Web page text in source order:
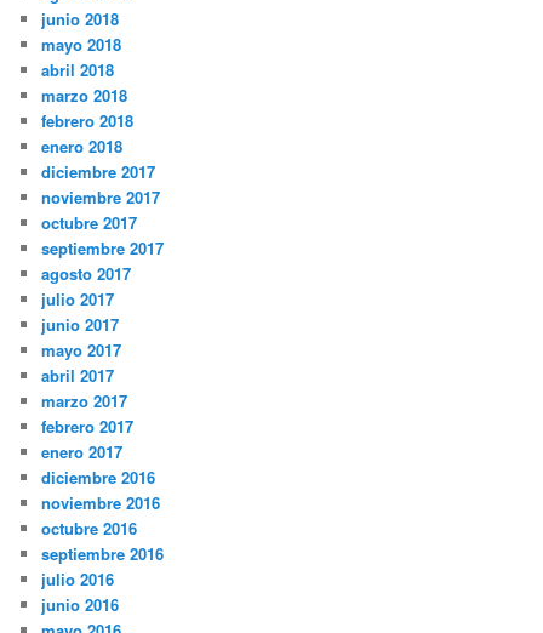
junio 2018
mayo 2018
abril 2018
marzo 2018
febrero 2018
enero 2018
diciembre 2017
noviembre 2017
octubre 2017
septiembre 2017
agosto 2017
julio 2017
junio 2017
mayo 2017
abril 2017
marzo 2017
febrero 2017
enero 2017
diciembre 2016
noviembre 2016
octubre 2016
septiembre 2016
julio 2016
junio 2016